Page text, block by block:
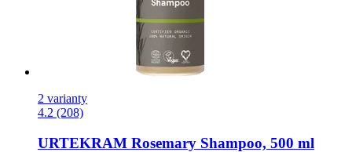
2 varianty
4.2 (208)
URTEKRAM Rosemary Shampoo, 500 ml